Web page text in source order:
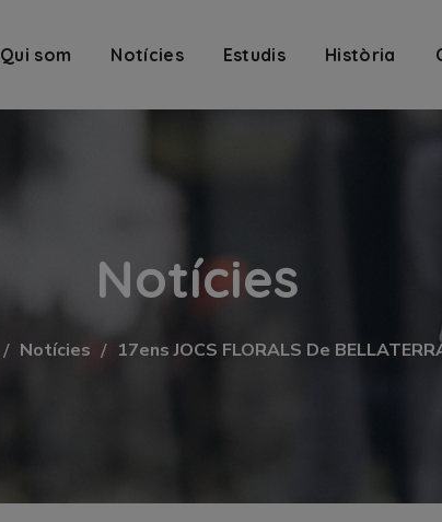
Qui som Notícies Estudis Història
Notícies
Notícies 17ens JOCS FLORALS De